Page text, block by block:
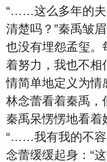
“……这么多年的夫
清楚吗？”秦禹皱
也没有埋怨孟玺。
着努力，我也不相
情简单地定义为情
林念蕾看着秦禹，
秦禹呆愣愣地看着
“……我有我的不容
念蕾缓缓起身：“